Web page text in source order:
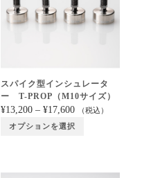
スパイク型インシュレータ
ー T-PROP（M10サイズ）
¥13,200 –¥17,600 （税込）
オプションを選択